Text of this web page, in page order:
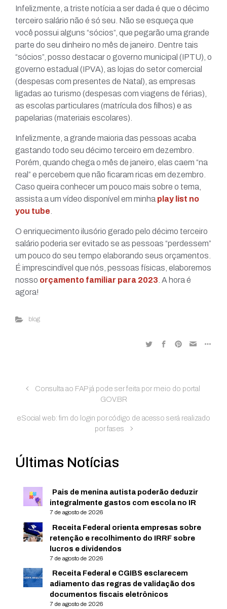
Infelizmente, a triste notícia a ser dada é que o décimo
terceiro salário não é só seu. Não se esqueça que
você possui alguns “sócios”, que pegarão uma grande
parte do seu dinheiro no mês de janeiro. Dentre tais
“sócios”, posso destacar o governo municipal (IPTU), o
governo estadual (IPVA), as lojas do setor comercial
(despesas com presentes de Natal), as empresas
ligadas ao turismo (despesas com viagens de férias),
as escolas particulares (matrícula dos filhos) e as
papelarias (materiais escolares).
Infelizmente, a grande maioria das pessoas acaba
gastando todo seu décimo terceiro em dezembro.
Porém, quando chega o mês de janeiro, elas caem “na
real” e percebem que não ficaram ricas em dezembro.
Caso queira conhecer um pouco mais sobre o tema,
assista a um vídeo disponível em minha play list no
you tube
O enriquecimento ilusório gerado pelo décimo terceiro
salário poderia ser evitado se as pessoas “perdessem”
um pouco do seu tempo elaborando seus orçamentos.
É imprescindível que nós, pessoas físicas, elaboremos
nosso orçamento familiar para 2023 . A hora é
agora!
blog
Consulta ao FAP já pode ser feita por meio do portal
GOV.BR
eSocial web: fim do login por código de acesso será realizado
por fases
Últimas Notícias
Pais de menina autista poderão deduzir
integralmente gastos com escola no IR
7 de agosto de 2026
Receita Federal orienta empresas sobre
retenção e recolhimento do IRRF sobre
lucros e dividendos
7 de agosto de 2026
Receita Federal e CGIBS esclarecem
adiamento das regras de validação dos
documentos fiscais eletrônicos
7 de agosto de 2026